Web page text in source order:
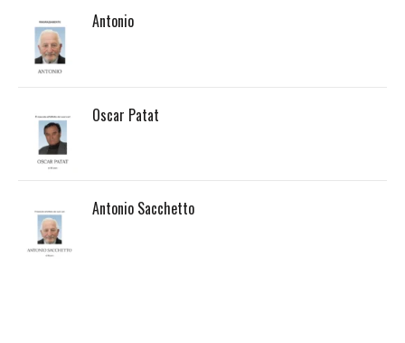
Antonio
Oscar Patat
Antonio Sacchetto